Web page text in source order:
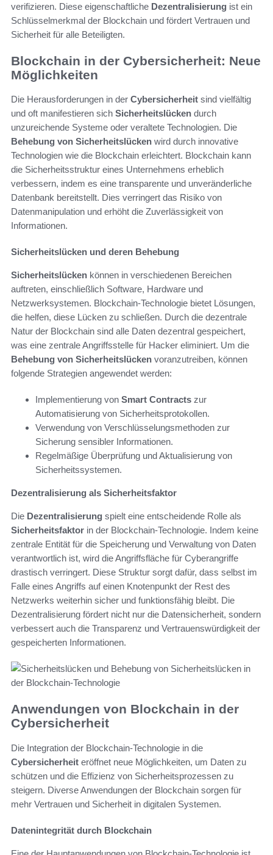
verifizieren. Diese eigenschaftliche Dezentralisierung ist ein
Schlüsselmerkmal der Blockchain und fördert Vertrauen und
Sicherheit für alle Beteiligten.
Blockchain in der Cybersicherheit: Neue
Möglichkeiten
Die Herausforderungen in der Cybersicherheit sind vielfältig
und oft manifestieren sich Sicherheitslücken durch
unzureichende Systeme oder veraltete Technologien. Die
Behebung von Sicherheitslücken wird durch innovative
Technologien wie die Blockchain erleichtert. Blockchain kann
die Sicherheitsstruktur eines Unternehmens erheblich
verbessern, indem es eine transparente und unveränderliche
Datenbank bereitstellt. Dies verringert das Risiko von
Datenmanipulation und erhöht die Zuverlässigkeit von
Informationen.
Sicherheitslücken und deren Behebung
Sicherheitslücken können in verschiedenen Bereichen
auftreten, einschließlich Software, Hardware und
Netzwerksystemen. Blockchain-Technologie bietet Lösungen,
die helfen, diese Lücken zu schließen. Durch die dezentrale
Natur der Blockchain sind alle Daten dezentral gespeichert,
was eine zentrale Angriffsstelle für Hacker eliminiert. Um die
Behebung von Sicherheitslücken voranzutreiben, können
folgende Strategien angewendet werden:
Implementierung von Smart Contracts zur
Automatisierung von Sicherheitsprotokollen.
Verwendung von Verschlüsselungsmethoden zur
Sicherung sensibler Informationen.
Regelmäßige Überprüfung und Aktualisierung von
Sicherheitssystemen.
Dezentralisierung als Sicherheitsfaktor
Die Dezentralisierung spielt eine entscheidende Rolle als
Sicherheitsfaktor in der Blockchain-Technologie. Indem keine
zentrale Entität für die Speicherung und Verwaltung von Daten
verantwortlich ist, wird die Angriffsfläche für Cyberangriffe
drastisch verringert. Diese Struktur sorgt dafür, dass selbst im
Falle eines Angriffs auf einen Knotenpunkt der Rest des
Netzwerks weiterhin sicher und funktionsfähig bleibt. Die
Dezentralisierung fördert nicht nur die Datensicherheit, sondern
verbessert auch die Transparenz und Vertrauenswürdigkeit der
gespeicherten Informationen.
Anwendungen von Blockchain in der
Cybersicherheit
Die Integration der Blockchain-Technologie in die
Cybersicherheit eröffnet neue Möglichkeiten, um Daten zu
schützen und die Effizienz von Sicherheitsprozessen zu
steigern. Diverse Anwendungen der Blockchain sorgen für
mehr Vertrauen und Sicherheit in digitalen Systemen.
Datenintegrität durch Blockchain